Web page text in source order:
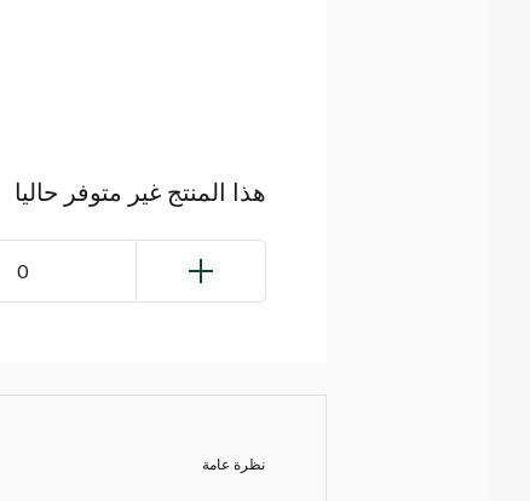
هذا المنتج غير متوفر حاليا
0
نظرة عامة